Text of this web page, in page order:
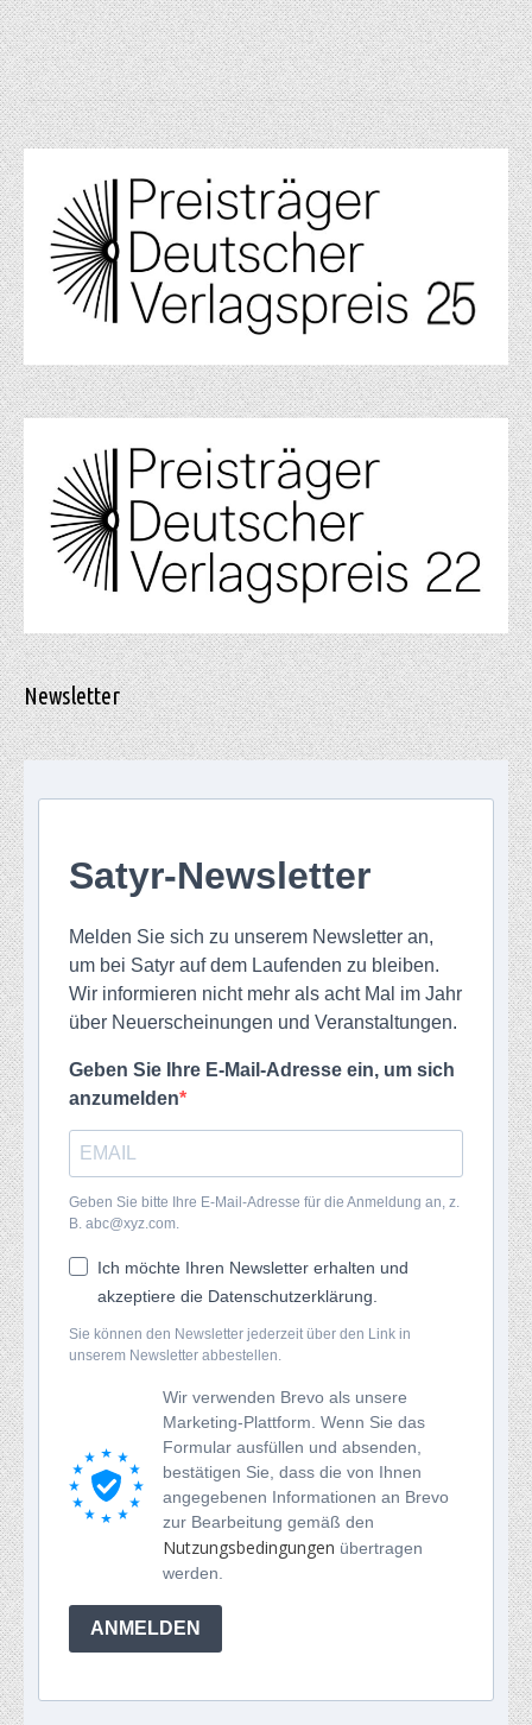
Newsletter
Satyr-Newsletter
Melden Sie sich zu unserem Newsletter an,
um bei Satyr auf dem Laufenden zu bleiben.
Wir informieren nicht mehr als acht Mal im Jahr
über Neuerscheinungen und Veranstaltungen.
Geben Sie Ihre E-Mail-Adresse ein, um sich
anzumelden
Geben Sie bitte Ihre E-Mail-Adresse für die Anmeldung an, z.
B. abc@xyz.com.
Ich möchte Ihren Newsletter erhalten und
akzeptiere die Datenschutzerklärung.
Sie können den Newsletter jederzeit über den Link in
unserem Newsletter abbestellen.
Wir verwenden Brevo als unsere
Marketing-Plattform. Wenn Sie das
Formular ausfüllen und absenden,
bestätigen Sie, dass die von Ihnen
angegebenen Informationen an Brevo
zur Bearbeitung gemäß den
Nutzungsbedingungen übertragen
werden.
ANMELDEN